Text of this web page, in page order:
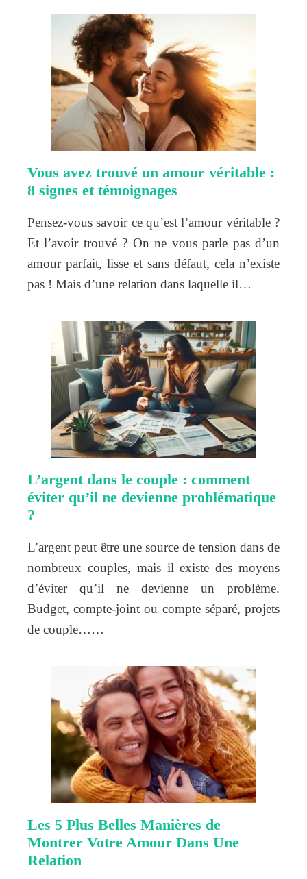
Vous avez trouvé un amour véritable :
8 signes et témoignages
Pensez-vous savoir ce qu’est l’amour véritable ?
Et l’avoir trouvé ? On ne vous parle pas d’un
amour parfait, lisse et sans défaut, cela n’existe
pas ! Mais d’une relation dans laquelle il…
L’argent dans le couple : comment
éviter qu’il ne devienne problématique
?
L’argent peut être une source de tension dans de
nombreux couples, mais il existe des moyens
d’éviter qu’il ne devienne un problème.
Budget, compte-joint ou compte séparé, projets
de couple……
Les 5 Plus Belles Manières de
Montrer Votre Amour Dans Une
Relation